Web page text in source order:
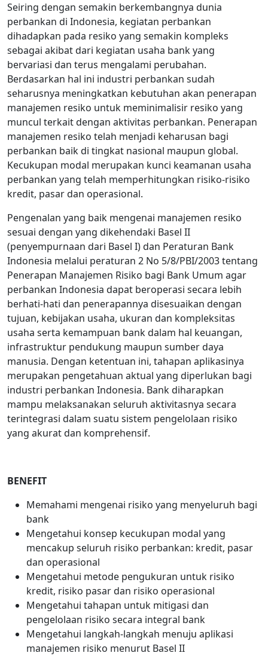
Seiring dengan semakin berkembangnya dunia
perbankan di Indonesia, kegiatan perbankan
dihadapkan pada resiko yang semakin kompleks
sebagai akibat dari kegiatan usaha bank yang
bervariasi dan terus mengalami perubahan.
Berdasarkan hal ini industri perbankan sudah
seharusnya meningkatkan kebutuhan akan penerapan
manajemen resiko untuk meminimalisir resiko yang
muncul terkait dengan aktivitas perbankan. Penerapan
manajemen resiko telah menjadi keharusan bagi
perbankan baik di tingkat nasional maupun global.
Kecukupan modal merupakan kunci keamanan usaha
perbankan yang telah memperhitungkan risiko-risiko
kredit, pasar dan operasional.
Pengenalan yang baik mengenai manajemen resiko
sesuai dengan yang dikehendaki Basel II
(penyempurnaan dari Basel I) dan Peraturan Bank
Indonesia melalui peraturan 2 No 5/8/PBI/2003 tentang
Penerapan Manajemen Risiko bagi Bank Umum agar
perbankan Indonesia dapat beroperasi secara lebih
berhati-hati dan penerapannya disesuaikan dengan
tujuan, kebijakan usaha, ukuran dan kompleksitas
usaha serta kemampuan bank dalam hal keuangan,
infrastruktur pendukung maupun sumber daya
manusia. Dengan ketentuan ini, tahapan aplikasinya
merupakan pengetahuan aktual yang diperlukan bagi
industri perbankan Indonesia. Bank diharapkan
mampu melaksanakan seluruh aktivitasnya secara
terintegrasi dalam suatu sistem pengelolaan risiko
yang akurat dan komprehensif.
BENEFIT
Memahami mengenai risiko yang menyeluruh bagi
bank
Mengetahui konsep kecukupan modal yang
mencakup seluruh risiko perbankan: kredit, pasar
dan operasional
Mengetahui metode pengukuran untuk risiko
kredit, risiko pasar dan risiko operasional
Mengetahui tahapan untuk mitigasi dan
pengelolaan risiko secara integral bank
Mengetahui langkah-langkah menuju aplikasi
manajemen risiko menurut Basel II